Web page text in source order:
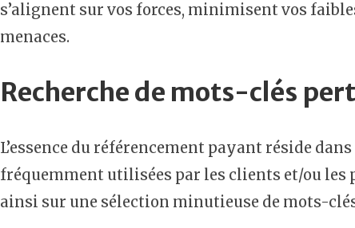
s’alignent sur vos forces, minimisent vos
menaces.
Recherche de mots-clés
L’essence du référencement payant réside
fréquemment utilisées par les clients et/ou les
ainsi sur une sélection minutieuse de mots-